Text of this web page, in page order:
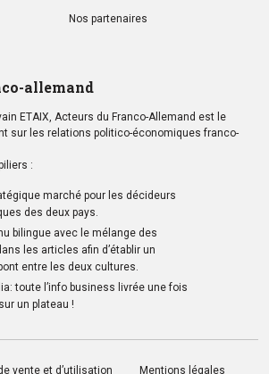
Nos partenaires
allemand
ETAIX, Acteurs du Franco-Allemand est le
sur les relations politico-économiques franco-
:
marché pour les décideurs
des deux pays.
bilingue avec le mélange des
les articles afin d’établir un
entre les deux cultures.
toute l’info business livrée une fois
un plateau !
vente et d’utilisation Mentions légales